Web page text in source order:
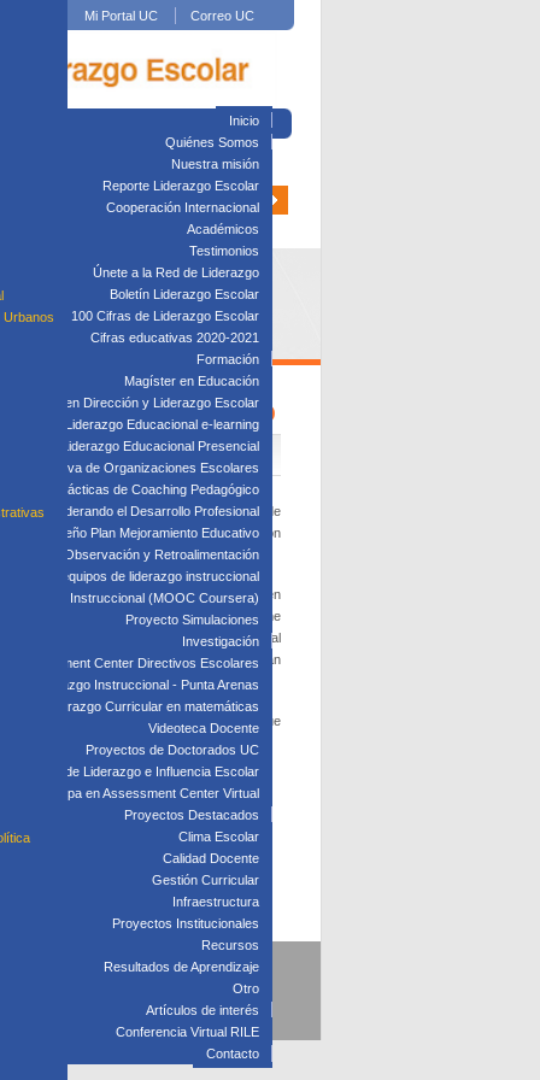
Mi Portal UC Correo UC
Urbanos
Inicio
Quiénes Somos
Nuestra misión
Reporte Liderazgo Escolar
Cooperación Internacional
Académicos
Testimonios
Únete a la Red de Liderazgo
Boletín Liderazgo Escolar
100 Cifras de Liderazgo Escolar
Cifras educativas 2020-2021
Formación
Magíster en Educación
Diplomado en Dirección y Liderazgo Escolar
en Liderazgo Educacional e-learning
en Liderazgo Educacional Presencial
Directiva de Organizaciones Escolares
Taller: Prácticas de Coaching Pedagógico
Taller: Liderando el Desarrollo Profesional
Taller: Diseño Plan Mejoramiento Educativo
Observación y Retroalimentación
para equipos de liderazgo instruccional
Liderazgo Instruccional (MOOC Coursera)
Proyecto Simulaciones
Investigación
Assessment Center Directivos Escolares
de Liderazgo Instruccional - Punta Arenas
Liderazgo Curricular en matemáticas
Videoteca Docente
Proyectos de Doctorados UC
Laboratorio de Liderazgo e Influencia Escolar
Participa en Assessment Center Virtual
Proyectos Destacados
Clima Escolar
Calidad Docente
Gestión Curricular
Infraestructura
Proyectos Institucionales
Recursos
Resultados de Aprendizaje
Otro
Artículos de interés
Conferencia Virtual RILE
Contacto
6 AL 8 DE ENERO 2020
, enmarcadas en el Summit Internacional de
gestión de iniciativas en el área de la dirección
la Universidad de Tamkang, en Taiwán, quien
de Educación y Desarrollo Humano de The
, director del Mid-Career Doctoral
la reflexión profesional. A ellos se les sumarán
Escolar.
de proyectos de mejora, actividades que